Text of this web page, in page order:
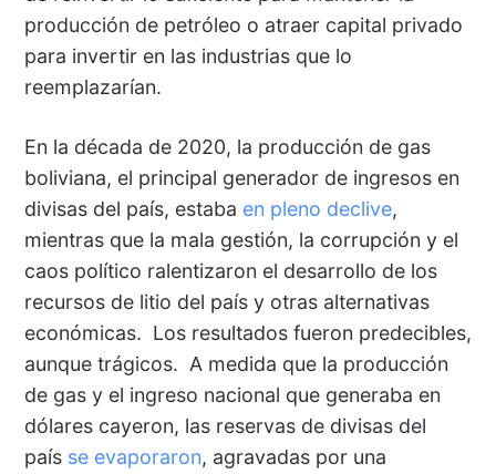
producción de petróleo o atraer capital privado
para invertir en las industrias que lo
reemplazarían.
En la década de 2020, la producción de gas
boliviana, el principal generador de ingresos en
divisas del país, estaba en pleno declive,
mientras que la mala gestión, la corrupción y el
caos político ralentizaron el desarrollo de los
recursos de litio del país y otras alternativas
económicas. Los resultados fueron predecibles,
aunque trágicos. A medida que la producción
de gas y el ingreso nacional que generaba en
dólares cayeron, las reservas de divisas del
país se evaporaron, agravadas por una